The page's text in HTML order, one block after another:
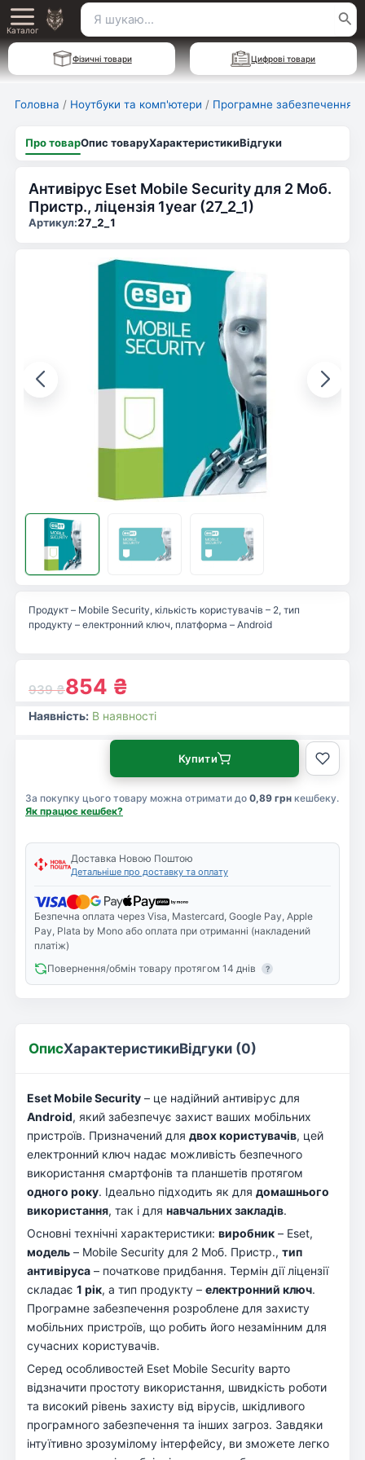
Перейти
до
вмісту
Main
Menu
Каталог
Пошук
для:
Фізичні товари Цифрові товари
Головна / Ноутбуки та комп'ютери / Програмне забезпечення
Про товарОпис товаруХарактеристикиВідгуки
Антивірус Eset Mobile Security для 2 Моб.
Пристр., ліцензія 1year (27_2_1)
Артикул:27_2_1
939₴854 ₴
Продукт – Mobile Security, кількість користувачів – 2, тип
продукту – електронний ключ, платформа – Android
Наявність: В наявності
За покупку цього товару можна отримати до 0,89 грн кешбеку.
Як працює кешбек?
Купити
Доставка Новою Поштою
Детальніше про доставку та оплату
Безпечна оплата через Visa, Mastercard, Google Pay, Apple
Pay, Plata by Mono або оплата при отриманні (накладений
платіж)
Повернення/обмін товару протягом 14 днів
?
ОписХарактеристикиВідгуки (0)
Eset Mobile Security – це надійний антивірус для
Android, який забезпечує захист ваших мобільних
пристроїв. Призначений для двох користувачів, цей
електронний ключ надає можливість безпечного
використання смартфонів та планшетів протягом
одного року. Ідеально підходить як для домашнього
використання, так і для навчальних закладів.
Основні технічні характеристики: виробник – Eset,
модель – Mobile Security для 2 Моб. Пристр., тип
антивіруса – початкове придбання. Термін дії ліцензії
складає 1 рік, а тип продукту – електронний ключ.
Програмне забезпечення розроблене для захисту
мобільних пристроїв, що робить його незамінним для
сучасних користувачів.
Серед особливостей Eset Mobile Security варто
відзначити простоту використання, швидкість роботи
та високий рівень захисту від вірусів, шкідливого
програмного забезпечення та інших загроз. Завдяки
інтуїтивно зрозумілому інтерфейсу, ви зможете легко